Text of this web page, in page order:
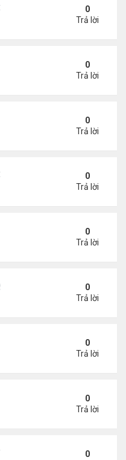
châu Âu tới Washington
0
Trả lời
đỏ của Ukraine khi
0
Trả lời
Putin tại Alaska vào tuần
0
Trả lời
Putin vào tuần tới
0
Trả lời
nhạt của ông Trump với
0
Trả lời
Thái Lan - Campuchia
0
Trả lời
thừa kế nơi mẹ yên nghỉ!
0
Trả lời
khó truy tố ông Obama
0
Trả lời
chết thay vì ngừng bắn'
0